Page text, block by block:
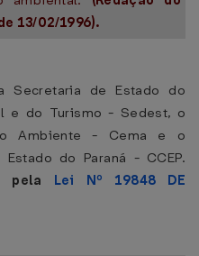
13/02/1996).
Secretaria de Estado do
e do Turismo - Sedest, o
Ambiente - Cema e o
do Paraná - CCEP.
pela Lei Nº 19848 DE